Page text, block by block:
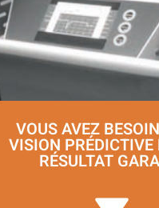
VOUS AVEZ
VISION PRÉDICTIVE
RÉSULTAT